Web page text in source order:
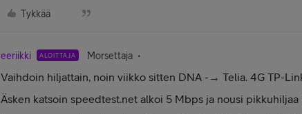
Tykkää
eeriikki ALOITTAJA Morsettaja
Vaihdoin hiljattain, noin viikko sitten DNA -→ Telia. 4G TP-
Äsken katsoin speedtest.net alkoi 5 Mbps ja nousi pikkuhiljaa